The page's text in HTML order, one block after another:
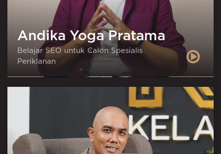
Andika Yoga Pratama
Belajar SEO untuk Calon Spesialis
Periklanan